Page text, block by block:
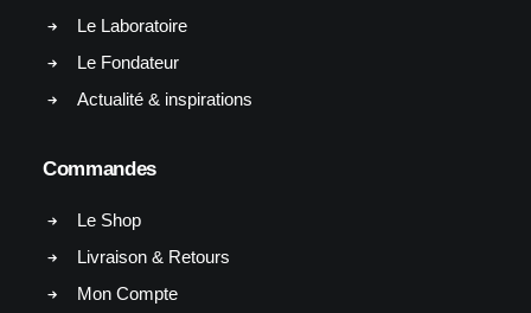
Le Laboratoire
Le Fondateur
Actualité & inspirations
Commandes
Le Shop
Livraison & Retours
Mon Compte